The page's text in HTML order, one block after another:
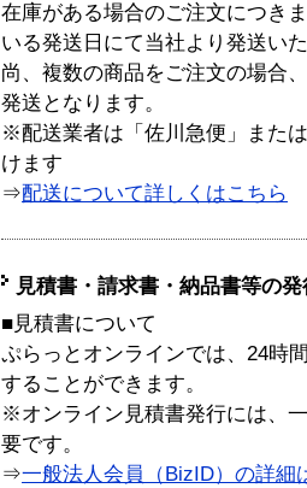
在庫がある場合のご注文につき
いる発送日にて当社より発送い
尚、複数の商品をご注文の場合
発送となります。
※配送業者は「佐川急便」また
けます
⇒配送について詳しくはこちら
見積書・請求書・納品書等の
■見積書について
ぷらっとオンラインでは、24時
することができます。
※オンライン見積書発行には、
要です。
⇒一般法人会員（BizID）の詳細